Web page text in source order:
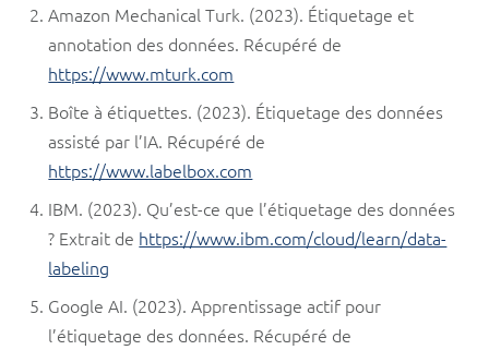
Amazon Mechanical Turk. (2023). Étiquetage et
annotation des données. Récupéré de
https://www.mturk.com
Boîte à étiquettes. (2023). Étiquetage des données
assisté par l’IA. Récupéré de
https://www.labelbox.com
IBM. (2023). Qu’est-ce que l’étiquetage des données
? Extrait de https://www.ibm.com/cloud/learn/data-
labeling
Google AI. (2023). Apprentissage actif pour
l’étiquetage des données. Récupéré de